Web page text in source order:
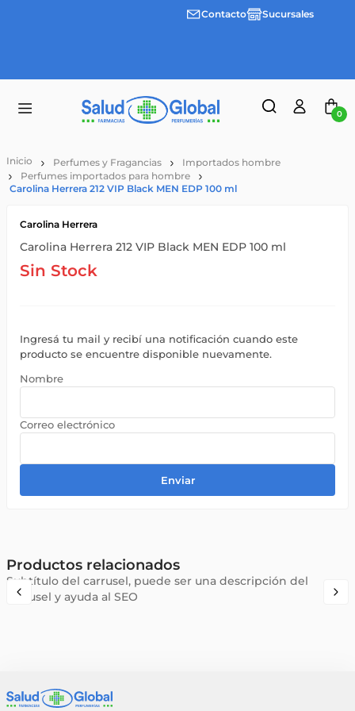
Envíos
Contacto Sucursales
0
Perfumes y Fragancias
Importados hombre
Perfumes importados para hombre
Carolina Herrera 212 VIP Black MEN EDP 100 ml
Carolina Herrera
Carolina Herrera 212 VIP Black MEN EDP 100 ml
Sin Stock
Ingresá tu mail y recibí una notificación cuando este
producto se encuentre disponible nuevamente.
Enviar
Productos relacionados
Subtítulo del carrusel, puede ser una descripción del
carrusel y ayuda al SEO